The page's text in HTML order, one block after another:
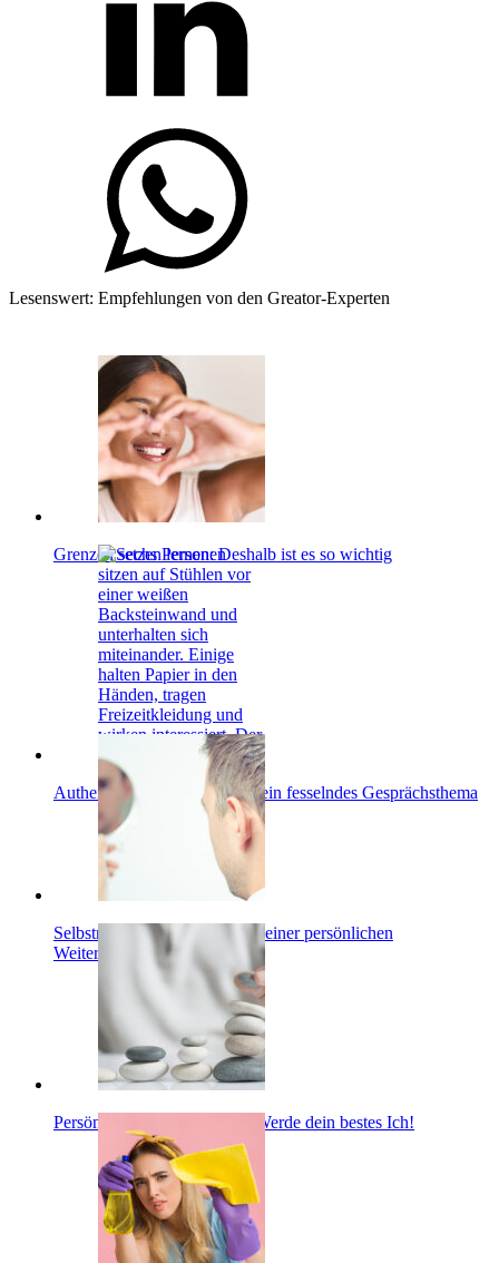
Lesenswert: Empfehlungen von den Greator-Experten
Grenzen setzen lernen: Deshalb ist es so wichtig
Authentizität ist die Basis für ein fesselndes Gesprächsthema
Selbstreflexion: Der Weg zu deiner persönlichen
Weiterentwicklung
Persönlichkeitsentwicklung: Werde dein bestes Ich!